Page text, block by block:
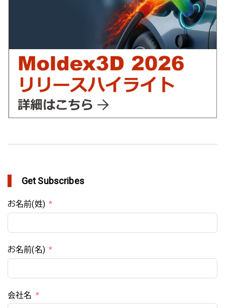
YUDO、ホットランナーシステム成形開発のデザイン検証および
最適化にMoldex3Dの統合を実現
Get Subscribes
お名前(姓)
お名前(名)
会社名